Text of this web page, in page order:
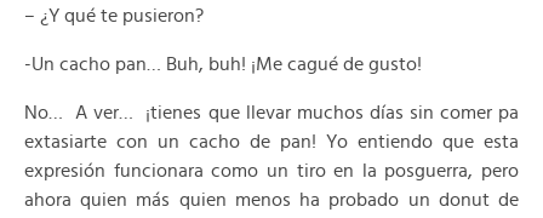
– ¿Y qué te pusieron?
-Un cacho pan… Buh, buh! ¡Me cagué de gusto!
No… A ver… ¡tienes que llevar muchos días sin comer pa
extasiarte con un cacho de pan! Yo entiendo que esta
expresión funcionara como un tiro en la posguerra, pero
ahora quien más quien menos ha probado un donut de